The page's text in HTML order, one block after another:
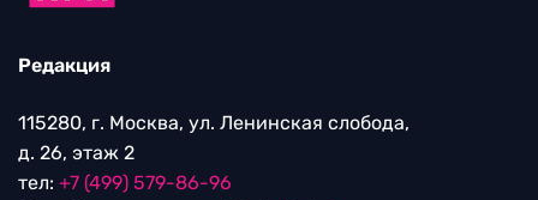
Редакция
115280, г. Москва, ул. Ленинская слобода,
д. 26, этаж 2
тел: +7 (499) 579-86-96